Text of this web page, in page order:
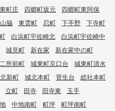
町庄 四郷町坂元
四郷町東阿保
脇 東雲町 忍町 下手野
下寺町
白浜町宇佐崎北
白浜町宇佐崎中
城見町 新在家
新在家中の町
所前町 城東町京口台
城東町清水
新町 城北本町 菅生台
総社本町
立町 田寺 田寺東
玉手
中地南町 町坪
町坪南町